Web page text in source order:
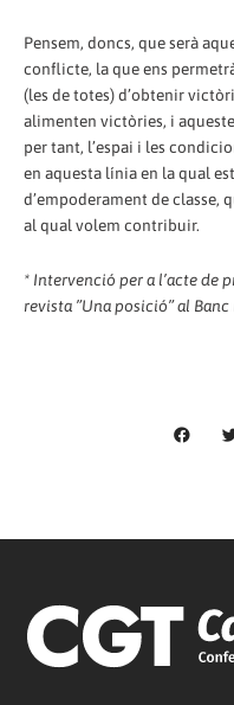
Pensem, doncs, que serà
conflicte, la que ens
(les de totes) d’obtenir
alimenten victòries, i
per tant, l’espai i les
en aquesta línia en la qual
d’empoderament de classe,
al qual volem contribuir.
* Intervenció per a l’acte de
revista ”Una posició” al